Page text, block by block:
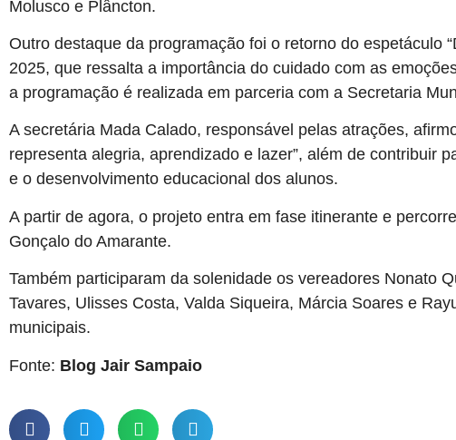
Molusco e Plâncton.
Outro destaque da programação foi o retorno do espetáculo
2025, que ressalta a importância do cuidado com as
a programação é realizada em parceria com a Secretaria
A secretária Mada Calado, responsável pelas atrações,
representa alegria, aprendizado e lazer”, além de contribuir
e o desenvolvimento educacional dos alunos.
A partir de agora, o projeto entra em fase itinerante e
Gonçalo do Amarante.
Também participaram da solenidade os vereadores Nonato
Tavares, Ulisses Costa, Valda Siqueira, Márcia Soares e
municipais.
Fonte: Blog Jair Sampaio